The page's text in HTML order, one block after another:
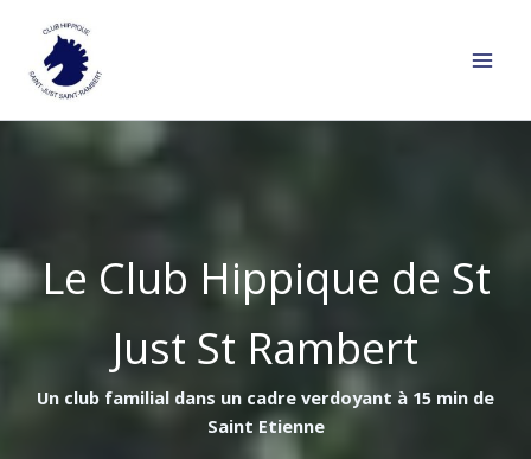
contenu
Le Club Hippique de St
Just St Rambert
Un club familial dans un cadre verdoyant à 15 min de
Saint Etienne